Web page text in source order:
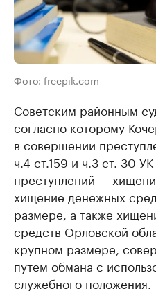
Фото: freepik.com
Советским районным
согласно которому
в совершении
ч.4 ст.159 и ч.3 ст. 30
преступлений —
хищение денежных
размере, а также
средств Орловской
крупном размере,
путем обмана с
служебного положения.